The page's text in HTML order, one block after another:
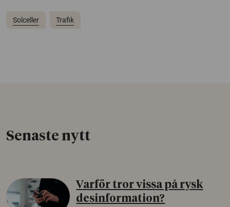
Solceller Trafik
Senaste nytt
Varför tror vissa på rysk
desinformation?